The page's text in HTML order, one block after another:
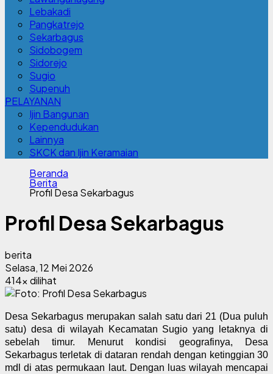
Lebakadi
Pangkatrejo
Sekarbagus
Sidobogem
Sidorejo
Sugio
Supenuh
PELAYANAN
Ijin Bangunan
Kependudukan
Lainnya
SKCK dan Ijin Keramaian
Beranda
Berita
Profil Desa Sekarbagus
Profil Desa Sekarbagus
berita
Selasa, 12 Mei 2026
414x dilihat
Desa Sekarbagus merupakan salah satu dari 21 (Dua puluh
satu) desa di wilayah Kecamatan Sugio yang letaknya di
sebelah timur. Menurut kondisi geografinya, Desa
Sekarbagus terletak di dataran rendah dengan ketinggian 30
mdl di atas permukaan laut. Dengan luas wilayah mencapai